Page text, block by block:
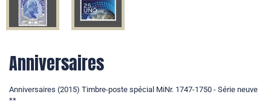
Anniversaires
Anniversaires (2015) Timbre-poste spécial MiNr. 1747-1750 - Série neuve
**